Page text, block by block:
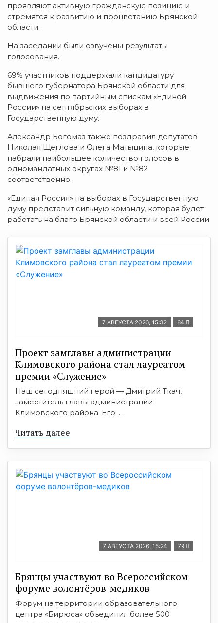
проявляют активную гражданскую позицию и
стремятся к развитию и процветанию Брянской
области.
На заседании были озвучены результаты
голосования.
69% участников поддержали кандидатуру
бывшего губернатора Брянской области для
выдвижения по партийным спискам «Единой
России» на сентябрьских выборах в
Государственную думу.
Александр Богомаз также поздравил депутатов
Николая Щеглова и Олега Матыцина, которые
набрали наибольшее количество голосов в
одномандатных округах №81 и №82
соответственно.
«Единая Россия» на выборах в Государственную
думу представит сильную команду, которая будет
работать на благо Брянской области и всей России.
7 АВГУСТА 2026, 15:32 84
Проект замглавы администрации
Климовского района стал лауреатом
премии «Служение»
Наш сегодняшний герой — Дмитрий Ткач,
заместитель главы администрации
Климовского района. Его ...
Читать далее
7 АВГУСТА 2026, 15:24 79
Брянцы участвуют во Всероссийском
форуме волонтёров-медиков
Форум на территории образовательного
центра «Бирюса» объединил более 500